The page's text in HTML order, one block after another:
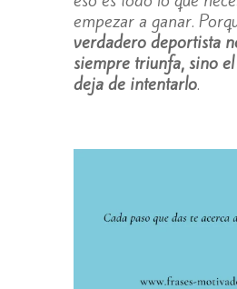
empezar a ganar.
verdadero deportista
siempre triunfa, sino
deja de intentarlo.